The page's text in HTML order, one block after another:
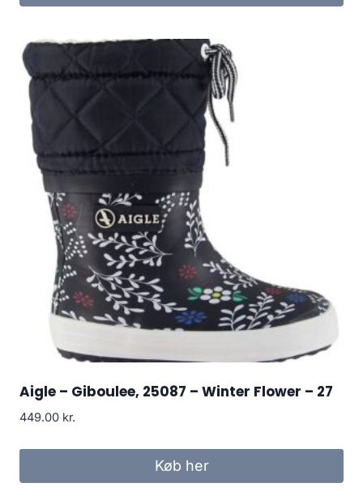
Aigle – Giboulee, 25087 – Winter Flower – 27
449.00 kr.
Køb her